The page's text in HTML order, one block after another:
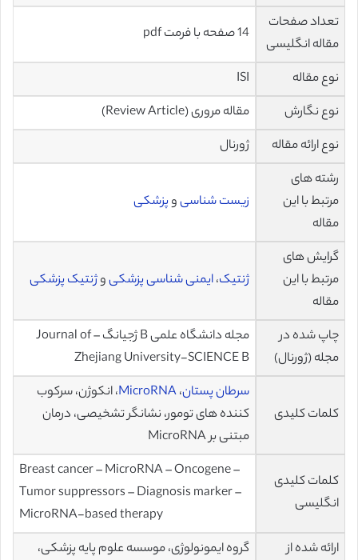
تعداد صفحات
مقاله انگلیسی
14 صفحه با فرمت pdf
نوع مقاله
ISI
نوع نگارش
مقاله مروری (Review Article)
نوع ارائه مقاله
ژورنال
رشته های
مرتبط با این
مقاله
زیست شناسیوپزشکی
گرایش های
مرتبط با این
مقاله
ژنتیک،ایمنی شناسی پزشکیوژنتیک پزشکی
چاپ شده در
مجله (ژورنال)
مجله دانشگاه علمی B ژجیانگ – Journal of
Zhejiang University-SCIENCE B
کلمات کلیدی
سرطان پستان،MicroRNA، انکوژن، سرکوب
کننده های تومور، نشانگر تشخیصی، درمان
مبتنی بر MicroRNA
کلمات کلیدی
انگلیسی
Breast cancer – MicroRNA – Oncogene –
Tumor suppressors – Diagnosis marker –
MicroRNA-based therapy
ارائه شده از
گروه ایمونولوژی، موسسه علوم پایه پزشکی،